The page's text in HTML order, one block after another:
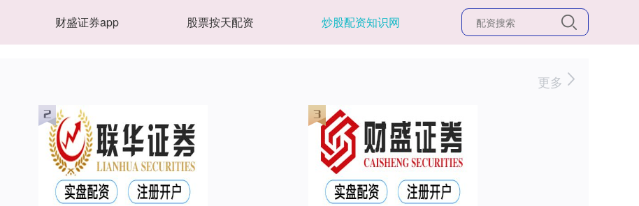
财盛证券app 股票按天配资 炒股配资知识网
更多